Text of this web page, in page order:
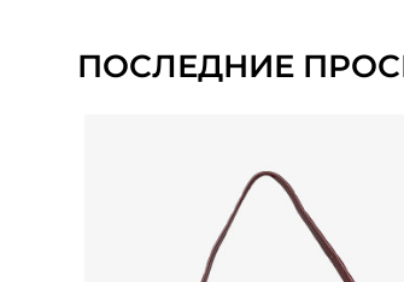
ПОСЛЕДНИЕ